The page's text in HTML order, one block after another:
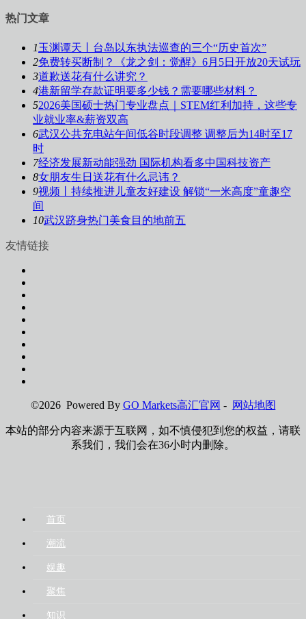
热门文章
1玉渊谭天丨台岛以东执法巡查的三个“历史首次”
2免费转买断制？《龙之剑：觉醒》6月5日开放20天试玩
3道歉送花有什么讲究？
4港新留学存款证明要多少钱？需要哪些材料？
52026美国硕士热门专业盘点｜STEM红利加持，这些专
业就业率&薪资双高
6武汉公共充电站午间低谷时段调整 调整后为14时至17
时
7经济发展新动能强劲 国际机构看多中国科技资产
8女朋友生日送花有什么忌讳？
9视频丨持续推进儿童友好建设 解锁“一米高度”童趣空
间
10武汉跻身热门美食目的地前五
友情链接
©2026 Powered By GO Markets高汇官网 - 网站地图
本站的部分内容来源于互联网，如不慎侵犯到您的权益，请联
系我们，我们会在36小时内删除。
首页
潮流
娱趣
聚焦
知识